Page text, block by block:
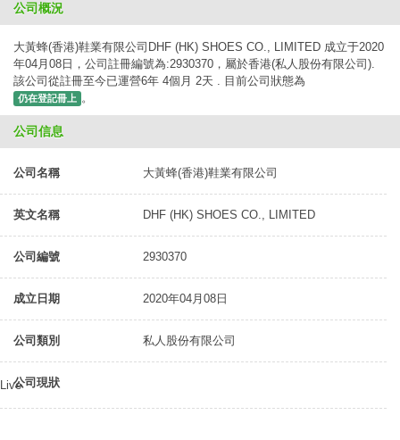
公司概況
大黃蜂(香港)鞋業有限公司DHF (HK) SHOES CO., LIMITED 成立于2020
年04月08日，公司註冊編號為:2930370，屬於香港(私人股份有限公司).
該公司從註冊至今已運營6年 4個月 2天 . 目前公司狀態為
仍在登記冊上 。
公司信息
公司名稱 大黃蜂(香港)鞋業有限公司
英文名稱 DHF (HK) SHOES CO., LIMITED
公司編號 2930370
成立日期 2020年04月08日
公司類別 私人股份有限公司
公司現狀
Live